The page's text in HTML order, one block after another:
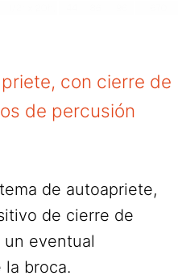
con cierre de
de percusión
de autoapriete,
de cierre de
eventual
broca.